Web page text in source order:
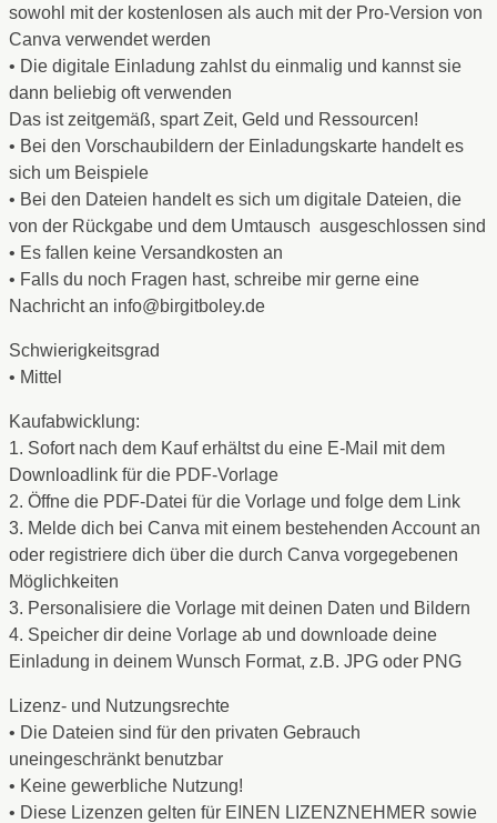
sowohl mit der kostenlosen als auch mit der Pro-Version von
Canva verwendet werden
• Die digitale Einladung zahlst du einmalig und kannst sie
dann beliebig oft verwenden
Das ist zeitgemäß, spart Zeit, Geld und Ressourcen!
• Bei den Vorschaubildern der Einladungskarte handelt es
sich um Beispiele
• Bei den Dateien handelt es sich um digitale Dateien, die
von der Rückgabe und dem Umtausch ausgeschlossen sind
• Es fallen keine Versandkosten an
• Falls du noch Fragen hast, schreibe mir gerne eine
Nachricht an info@birgitboley.de
Schwierigkeitsgrad
• Mittel
Kaufabwicklung:
1. Sofort nach dem Kauf erhältst du eine E-Mail mit dem
Downloadlink für die PDF-Vorlage
2. Öffne die PDF-Datei für die Vorlage und folge dem Link
3. Melde dich bei Canva mit einem bestehenden Account an
oder registriere dich über die durch Canva vorgegebenen
Möglichkeiten
3. Personalisiere die Vorlage mit deinen Daten und Bildern
4. Speicher dir deine Vorlage ab und downloade deine
Einladung in deinem Wunsch Format, z.B. JPG oder PNG
Lizenz- und Nutzungsrechte
• Die Dateien sind für den privaten Gebrauch
uneingeschränkt benutzbar
• Keine gewerbliche Nutzung!
• Diese Lizenzen gelten für EINEN LIZENZNEHMER sowie